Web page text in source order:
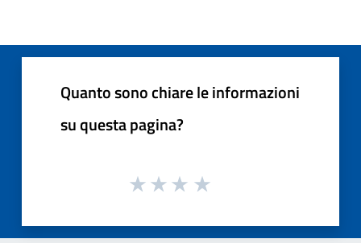
Quanto sono chiare le informazioni
su questa pagina?